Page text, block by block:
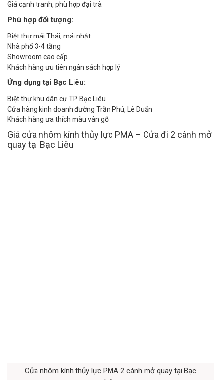
Giá cạnh tranh, phù hợp đại trà
Phù hợp đối tượng:
Biệt thự mái Thái, mái nhật
Nhà phố 3-4 tầng
Showroom cao cấp
Khách hàng ưu tiên ngân sách hợp lý
Ứng dụng tại Bạc Liêu:
Biệt thự khu dân cư TP. Bạc Liêu
Cửa hàng kinh doanh đường Trần Phú, Lê Duẩn
Khách hàng ưa thích màu vân gỗ
Giá cửa nhôm kính thủy lực PMA – Cửa đi 2 cánh mở
quay tại Bạc Liêu
Cửa nhôm kính thủy lực PMA 2 cánh mở quay tại Bạc